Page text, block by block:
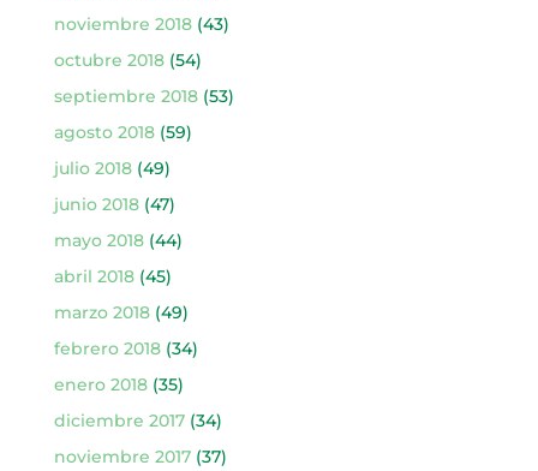
noviembre 2018(43)
octubre 2018(54)
septiembre 2018(53)
agosto 2018(59)
julio 2018(49)
junio 2018(47)
mayo 2018(44)
abril 2018(45)
marzo 2018(49)
febrero 2018(34)
enero 2018(35)
diciembre 2017(34)
noviembre 2017(37)